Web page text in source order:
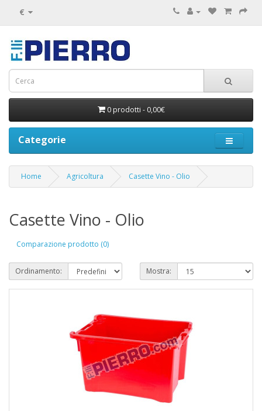
€
0 prodotti - 0,00€
Categorie
Home Agricoltura Casette Vino - Olio
Casette Vino - Olio
Comparazione prodotto (0)
Ordinamento: Mostra: